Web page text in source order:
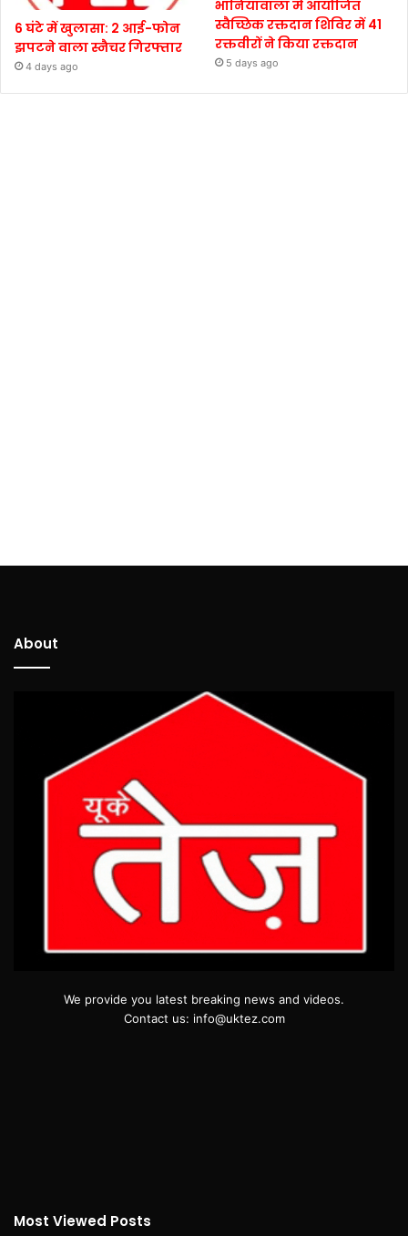
6 घंटे में खुलासा: 2 आई-फोन
झपटने वाला स्नैचर गिरफ्तार
4 days ago
भानियावाला में आयोजित
स्वैच्छिक रक्तदान शिविर में 41
रक्तवीरों ने किया रक्तदान
5 days ago
About
We provide you latest breaking news and videos.
Contact us: info@uktez.com
Most Viewed Posts